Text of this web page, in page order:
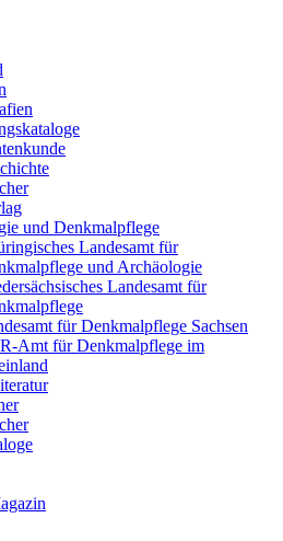
und Denkmalpflege
Landesamt für
und Archäologie
Landesamt für
für Denkmalpflege Sachsen
Amt für Denkmalpflege im